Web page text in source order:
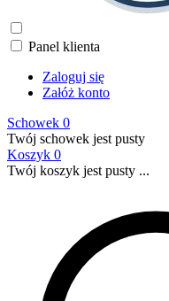
Panel klienta
Zaloguj się
Załóż konto
Schowek 0
Twój schowek jest pusty
Koszyk 0
Twój koszyk jest pusty ...